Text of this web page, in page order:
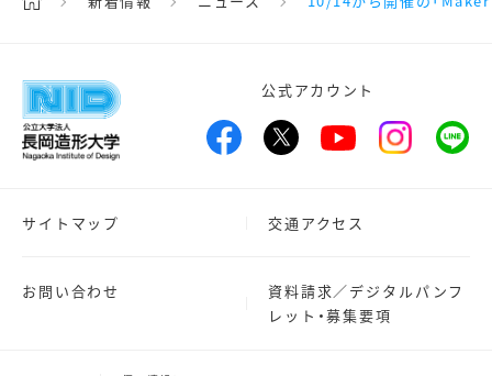
公式アカウント
サイトマップ 交通アクセス
お問い合わせ
資料請求／デジタルパンフ
レット・募集要項